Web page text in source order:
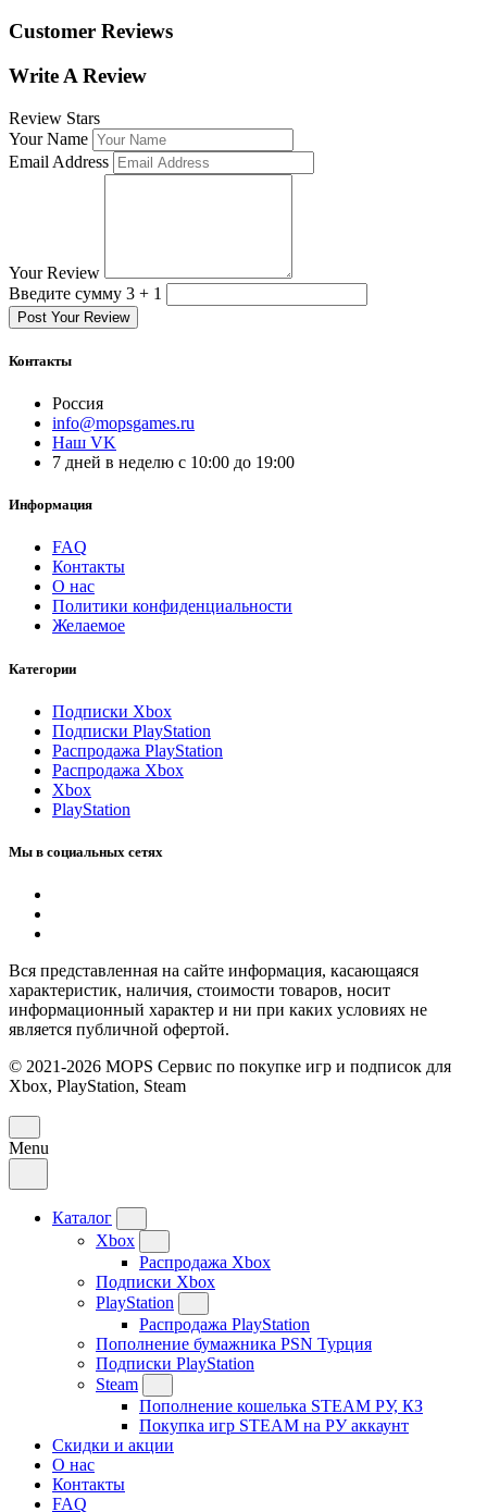
Customer Reviews
Write A Review
Review Stars
Your Name
Email Address
Your Review
Введите сумму 3 + 1
Post Your Review
Контакты
Россия
info@mopsgames.ru
Наш VK
7 дней в неделю с 10:00 до 19:00
Информация
FAQ
Контакты
О нас
Политики конфиденциальности
Желаемое
Категории
Подписки Xbox
Подписки PlayStation
Распродажа PlayStation
Распродажа Xbox
Xbox
PlayStation
Мы в социальных сетях
Вся представленная на сайте информация, касающаяся
характеристик, наличия, стоимости товаров, носит
информационный характер и ни при каких условиях не
является публичной офертой.
© 2021-2026 MOPS Сервис по покупке игр и подписок для
Xbox, PlayStation, Steam
Menu
Каталог
Xbox
Распродажа Xbox
Подписки Xbox
PlayStation
Распродажа PlayStation
Пополнение бумажника PSN Турция
Подписки PlayStation
Steam
Пополнение кошелька STEAM РУ, КЗ
Покупка игр STEAM на РУ аккаунт
Скидки и акции
О нас
Контакты
FAQ